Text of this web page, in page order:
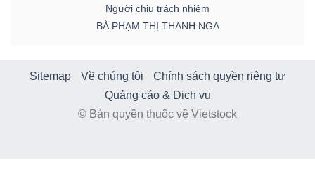
Người chịu trách nhiệm
BÀ PHẠM THỊ THANH NGA
Sitemap Về chúng tôi
Chính sách quyền riêng tư
Quảng cáo & Dịch vụ
© Bản quyền thuộc về Vietstock